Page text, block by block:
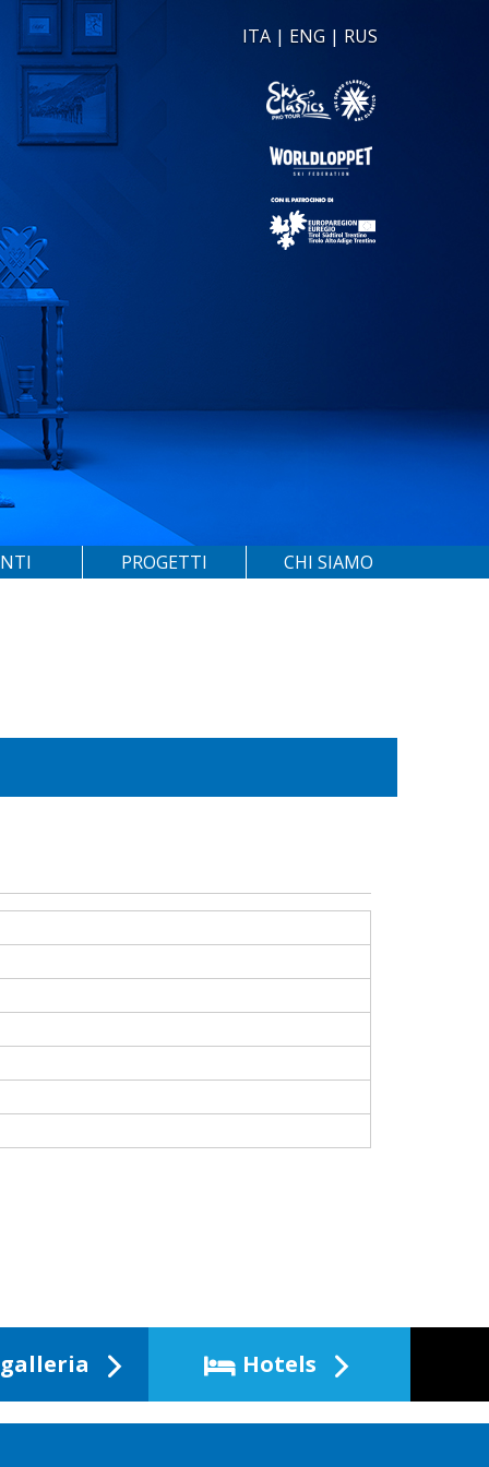
ITA | ENG | RUS
PROGETTI CHI SIAMO
galleria Hotels